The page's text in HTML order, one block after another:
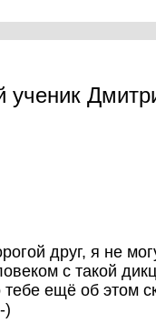
ученик
друг, я не
с такой
тебе ещё об этом
)